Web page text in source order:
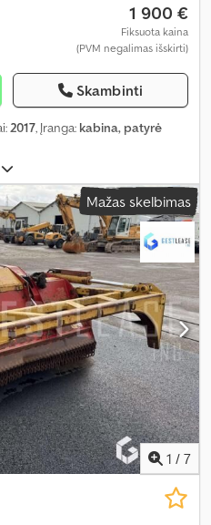
1 900 €
Fiksuota kaina
(PVM negalimas išskirti)
Skambinti
2017, Įranga: kabina, patyrė
Mažas skelbimas
1 / 7